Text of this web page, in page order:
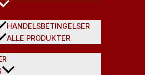
HANDELSBETINGELSER
ALLE PRODUKTER